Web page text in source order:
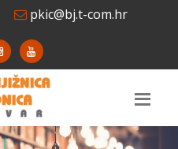
pkic@bj.t-com.hr